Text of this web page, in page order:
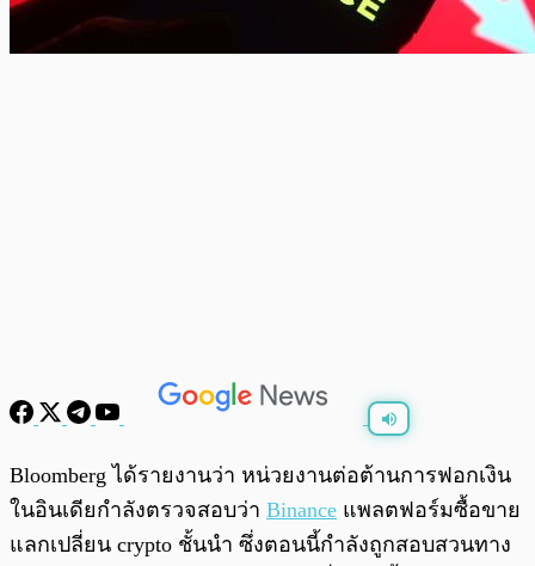
พร้อมเล่น
Bloomberg ได้รายงานว่า หน่วยงานต่อต้านการฟอกเงิน
ในอินเดียกำลังตรวจสอบว่า Binance แพลตฟอร์มซื้อขาย
แลกเปลี่ยน crypto ชั้นนำ ซึ่งตอนนี้กำลังถูกสอบสวนทาง